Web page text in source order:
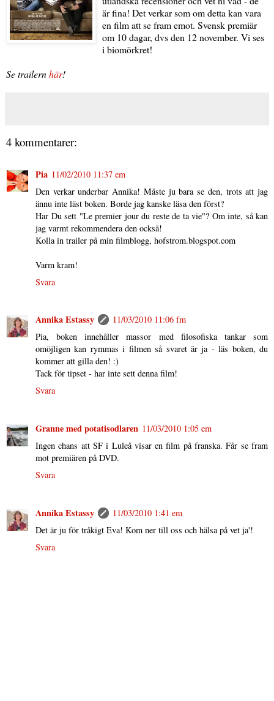
är fina! Det verkar som om detta kan vara
en film att se fram emot. Svensk premiär
om 10 dagar, dvs den 12 november. Vi ses
i biomörkret!
Se trailernhär!
4 kommentarer:
Pia 11/02/2010 11:37 em
Den verkar underbar Annika! Måste ju bara se den, trots att jag
ännu inte läst boken. Borde jag kanske läsa den först?
Har Du sett "Le premier jour du reste de ta vie"? Om inte, så kan
jag varmt rekommendera den också!
Kolla in trailer på min filmblogg, hofstrom.blogspot.com
Varm kram!
Svara
Annika Estassy
11/03/2010 11:06 fm
Pia, boken innehåller massor med filosofiska tankar som
omöjligen kan rymmas i filmen så svaret är ja - läs boken, du
kommer att gilla den! :)
Tack för tipset - har inte sett denna film!
Svara
Granne med potatisodlaren 11/03/2010 1:05 em
Ingen chans att SF i Luleå visar en film på franska. Får se fram
mot premiären på DVD.
Svara
Annika Estassy
11/03/2010 1:41 em
Det är ju för tråkigt Eva! Kom ner till oss och hälsa på vet ja'!
Svara